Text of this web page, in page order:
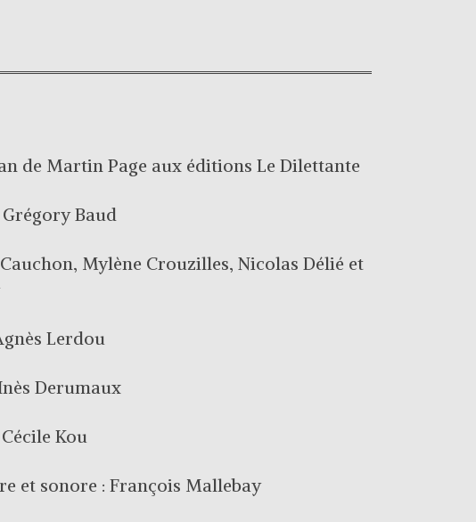
de Martin Page aux éditions Le Dilettante
Grégory Baud
Mylène Crouzilles, Nicolas Délié et
Lerdou
Derumaux
Kou
et sonore : François Mallebay